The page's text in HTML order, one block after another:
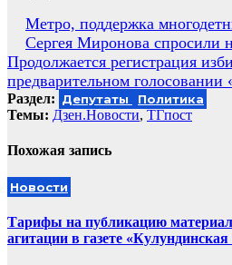
Навигация
по
записям
Метро, поддержка
Сергея Миронова спросили
Продолжается регистрация
предварительном
Раздел: Депутаты Политика
Темы: Дзен.Новости, ТГпост
Похожая запись
Новости
Тарифы на публикацию
агитации в газете «Кулундинская